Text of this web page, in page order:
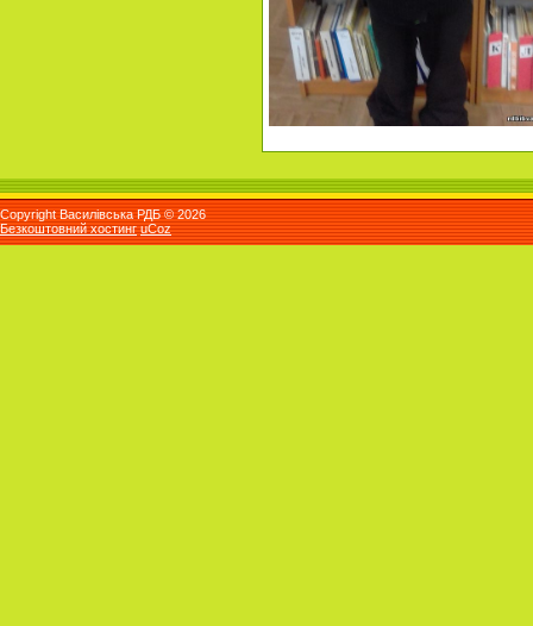
Copyright Василівська РДБ © 2026
Безкоштовний хостинг uCoz